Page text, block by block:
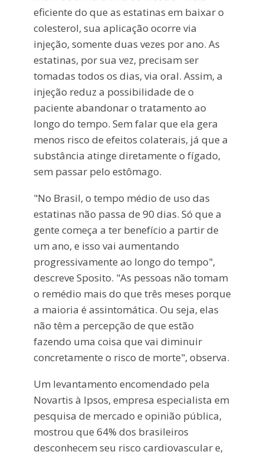
eficiente do que as estatinas em baixar o
colesterol, sua aplicação ocorre via
injeção, somente duas vezes por ano. As
estatinas, por sua vez, precisam ser
tomadas todos os dias, via oral. Assim, a
injeção reduz a possibilidade de o
paciente abandonar o tratamento ao
longo do tempo. Sem falar que ela gera
menos risco de efeitos colaterais, já que a
substância atinge diretamente o fígado,
sem passar pelo estômago.
"No Brasil, o tempo médio de uso das
estatinas não passa de 90 dias. Só que a
gente começa a ter benefício a partir de
um ano, e isso vai aumentando
progressivamente ao longo do tempo",
descreve Sposito. "As pessoas não tomam
o remédio mais do que três meses porque
a maioria é assintomática. Ou seja, elas
não têm a percepção de que estão
fazendo uma coisa que vai diminuir
concretamente o risco de morte", observa.
Um levantamento encomendado pela
Novartis à Ipsos, empresa especialista em
pesquisa de mercado e opinião pública,
mostrou que 64% dos brasileiros
desconhecem seu risco cardiovascular e,